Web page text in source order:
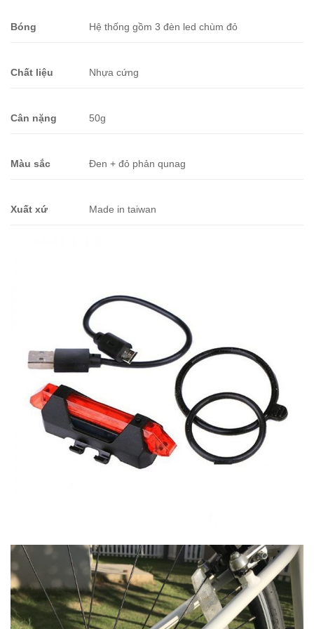
Bóng Hệ thống gồm 3 đèn led chùm đỏ
Chất liệu Nhựa cứng
Cân nặng 50g
Màu sắc Đen + đỏ phản qunag
Xuất xứ Made in taiwan